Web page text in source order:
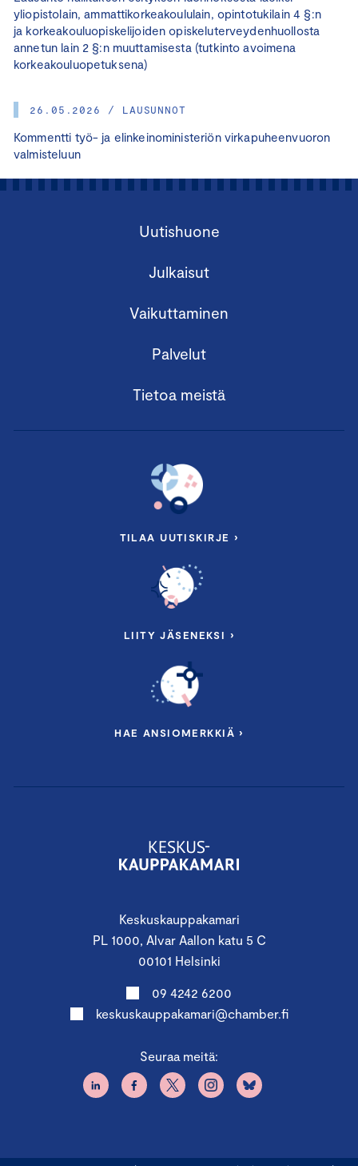
yliopistolain, ammattikorkeakoululain, opintotukilain 4 §:n
ja korkeakouluopiskelijoiden opiskeluterveydenhuollosta
annetun lain 2 §:n muuttamisesta (tutkinto avoimena
korkeakouluopetuksena)
26.05.2026 / LAUSUNNOT
Kommentti työ- ja elinkeinoministeriön virkapuheenvuoron
valmisteluun
Keskuskauppakamari
PL 1000, Alvar Aallon katu 5 C
00101 Helsinki
09 4242 6200
keskuskauppakamari@chamber.fi
Seuraa meitä:
Uutishuone
Julkaisut
Vaikuttaminen
Palvelut
Tietoa meistä
TILAA UUTISKIRJE ›
LIITY JÄSENEKSI ›
HAE ANSIOMERKKIÄ ›